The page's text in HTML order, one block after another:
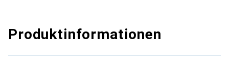
Produktinformationen